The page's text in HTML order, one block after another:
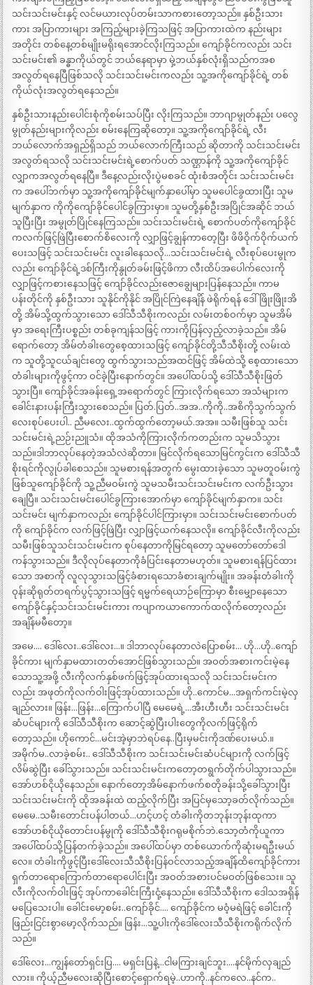
သင်းသင်းမင်းနှင့် လင်မယားလုပ်တမ်းသာကစားတော့သည်။ နှစ်ဦးသား
ကား အပြာကားများ အကြည့်များခဲ့ကြသဖြင့် အပြာကားထဲက နည်းများ
အတိုင်း တစ်နေ့တစ်မျိုးမရိုးရအောင်လိုးကြသည်။ ကျော်ခိုင်ကလည်း သင်း
သင်းမင်း၏ ခန္ဓာကိုယ်တွင် ဘယ်နေရာမှာ မှဲ့ဘယ်နှစ်လုံးရှိသည်ကအစ
အလွတ်ရနေပြီဖြစ်သလို သင်းသင်းမင်းကလည်း သူ့အကိုကျော်ခိုင်ရဲ့ တစ်
ကိုယ်လုံးအလွတ်ရနေသည်။
နှစ်ဦးသားနည်းပေါင်းစုံကိုစမ်းသပ်ပြီး လိုးကြသည်။ ဘာဂျာမွုတ်နည်း ပလွေ
မွုတ်နည်းများကိုလည်း စမ်းနေကြဆိုတော့။ သူ့အကိုကျော်ခိုင်ရဲ့ လီး
ဘယ်လောက်အရှည်ရှိသည် ဘယ်လောက်ကြီးသည် ဆိုတာကို သင်းသင်းမင်း
အလွတ်ရသလို သင်းသင်းမင်းရဲ့စောက်ပတ် သဏ္ဌာန်ကို သူ့အကိုကျော်ခိုင်
လျှာကအလွတ်ရနေပြီ။ ဒီနေ့လည်းလိုးပွဲမစခင် ထုံးစံအတိုင်း သင်းသင်းမင်း
က အပေါ်ဘက်မှာ သူ့အကိုကျော်ခိုင်မျက်နှာပေါ်မှာ သူမပေါင်ခွထားပြီး သူမ
မျက်နှာက ကိုကိုကျော်ခိုင်ပေါင်ခွကြားမှာ။ သူမတို့နှစ်ဦးအပြိုင်အဆိုင် ဘယ်
သူပြီးပြီး အမွုတ်ပြိုင်နေကြသည်။ သင်းသင်းမင်းရဲ့ စောက်ပတ်ကိုကျော်ခိုင်
ကလက်ဖြင့်ဖြဲပြီးစောက်စိလေးကို လျှာဖြင့်ချွန်ကာတေ့ပြီး ဖိဖိဝိုက်ဝိုက်ယက်
ပေးသဖြင့် သင်းသင်းမင်း လူးခါနေသလို…သင်းသင်းမင်းရဲ့ လီးစုပ်ပေးမွုက
လည်း ကျော်ခိုင်ရဲ့ဒစ်ကြီးကိုနွုတ်ခမ်းဖြင့်ဖိကာ လီးထိပ်အပေါက်လေးကို
လျှာဖြင့်ကစားနေသဖြင့် ကျော်ခိုင်လည်းဇောချွေများပြန်နေသည်။ ကာမ
ပန်းတိုင်ကို နှစ်ဦးသား သူနိုင်ကိုနိုင် အပြိုင်ကြဲနေချိန် ဖဲရိုက်ရန် ဒေါ်ဖြိုးဖြိုးအိ
တို့ အိမ်သို့ထွက်သွားသော ဒေါ်သီသီစိုးကလည်း လမ်းတစ်ဝက်မှာ သူမအိမ်
မှာ အရေးကြီးပစ္စည်း တစ်ခုကျန်သဖြင့် ကားကိုပြန်လှည့်လာခဲ့သည်။ အိမ်
ရောက်တော့ အိမ်တံခါးတွေစေ့ထားသဖြင့် ကျော်ခိုင်တို့သီသီစိုးတို့ လမ်းထဲ
က သူတို့သူငယ်ချင်းတွေ ထွက်သွားသည်အထင်ဖြင့် အိမ်ထဲသို့ စေ့ထားသော
တံခါးများကိုဖွင့်ကာ ဝင်ခဲ့ပြီးနောက်တွင်။ အပေါ်ထပ်သို့ ဒေါ်သီသီစိုးဖြတ်
သွားပြီ။ ကျော်ခိုင်အခန်းရှေ့အရောက်တွင် ကြားလိုက်ရသော အသံများက
ခေါင်းနားပန်းကြီးသွားစေသည်။ ပြတ်.ပြတ်..အအ..ကိုကို..အစိကိုသွက်သွက်
လေးစုပ်ပေးပါ.. ညီမလေး..ထွက်ထွက်တော့မယ်.အအ။ သမီးဖြစ်သူ သင်း
သင်းမင်းရဲ့ညဉ်းညူသံ။ ထိုအသံကိုကြားလိုက်ကတည်းက သူမသိသွား
သည်။ဒါဘာလုပ်နေတဲ့အသံလဲဆိုတာ။ မြင်လိုက်ရသောမြင်ကွင်းက ဒေါ်သီသီ
စိုးရင်ကိုလွုပ်ခါစေသည်။ သူမစားရန်အတွက် မွေးထားခဲ့သော သူမတူဝမ်းကွဲ
ဖြစ်သူကျော်ခိုင်ကို သူ့ညီမဝမ်းကွဲ သူမသမီးသင်းသင်းမင်းက လက်ဦးသွား
ချေပြီ။ သင်းသင်းမင်းပေါင်ခွကြားအောက်မှာ ကျော်ခိုင်မျက်နှာက။ သင်း
သင်းမင်း မျက်နှာကလည်း ကျော်ခိုင်ပါင်ကြားမှာ။ သင်းသင်းမင်းစောက်ပတ်
ကို ကျော်ခိုင်က လက်ဖြင့်ဖြဲပြီး လျှာဖြင့်ယက်နေသလို။ ကျော်ခိုင်လီးကိုလည်း
သမီးဖြစ်သူသင်းသင်းမင်းက စုပ်နေတာကိုမြင်ရတော့ သူမတော်တော်ဒေါ
ကန်သွားသည်။ ဒီလိုလုပ်နေတာကိုခံပြင်းနေတာမဟုတ်။ သူမစားရန်ပြင်ထား
သော အစာကို လူလုသွားသဖြင့်ခံစားရသောခံစားချက်မျိုး။ အခန်းတံခါးကို
ဝုန်းဆိုရုတ်တရက်ပွင့်သွားသဖြင့် ရမ္မက်ရေယာဉ်ကြောမှာ စီးမျှောနေသော
ကျော်ခိုင်နှင့်သင်းသင်းမင်းကား ကပျာကယာကောက်ထလိုက်တော့လည်း
အချိန်မမီတော့။
အမေ…. ဒေါ်လေး..ဒေါ်လေး…။ ဒါဘာလုပ်နေတာလဲပြောစမ်း… ဟို…ဟို..ကျော်
ခိုင်ကား မျက်နှာမထားတတ်အောင်ဖြစ်သွားသည်။ အဝတ်အစားကင်းမဲ့နေ
သောသူ့အဖို့ လီးကိုလက်နှစ်ဖက်ဖြင့်အုပ်ထားရသလို သင်းသင်းမင်းက
လည်း အဖုတ်ကိုလက်ဝါးဖြင့်အုပ်ထားသည်။ ဟို..ကောင်မ…အရှက်ကင်းမဲ့လှ
ချည်လား။ ဖြန်း…ဖြန်း…ကြောက်ပါပြီ မေမေရဲ့…အီးဟီးဟီး သင်းသင်းမင်း
ဆံပင်များကို ဒေါ်သီသီစိုးက ဆောင့်ဆွဲပြီးပါးတွေကိုလက်ဖြင့်ရိုက်
တော့သည်။ ဟိုကောင်…မင်းအဲ့မှာဘဲရပ်နေ..ပြီးမှမင်းကိုဒဏ်ပေးမယ်.။
အမိုက်မ..လာခဲ့စမ်း.. ဒေါ်သီသီစိုးက သင်းသင်းမင်းဆံပင်များကို လက်ဖြင့်
လိမ်ဆွဲပြီး ခေါ်သွားသည်။ သင်းသင်းမင်းကတော့တရွက်တိုက်ပါသွားသည်။
အော်ဟစ်ငိုယိုနေသည်။ နောက်တော့အိမ်နောက်ဖက်စတိုခန်းသို့ခေါ်သွားပြီး
သင်းသင်းမင်းကို ထိုအခန်းထဲ ထည့်လိုက်ပြီး အပြင်မှသော့ခတ်လိုက်သည်။
မေမေ..သမီးတောင်းပန်ပါတယ်…ဟင့်ဟင့် တံခါးကိုတဘုန်းဘုန်းထုကာ
အော်ဟစ်ငိုယိုတောင်းပန်မွုကို ဒေါ်သီသီစိုးဂရုမစိုက်ဘဲ.သော့တံကိုယူကာ
အပေါ်ထပ်သို့ပြန်တက်ခဲ့သည်။ အပေါ်ထပ်မှာ တစ်ယောက်ကိုဆုံးမရဦးမယ်
လေ။ တံခါးကိုဖွင့်ပြီးဒေါ်လေးသီသီစိုးပြန်ဝင်လာသည့်အချိန်ထိကျော်ခိုင်ကား
ရှက်တာရောကြောက်တာရောပေါင်းပြီး အဝတ်အစားပင်မဝတ်ဖြစ်သေး။ သူ
လီးကိုလက်ဝါးဖြင့် အုပ်ကာခေါင်းကြီးငုံ့နေသည်။ ဒေါ်သီသီစိုးက ဒေါသအရှိန်
မပြေသေးပါ။ ခေါင်းမော့စမ်း..ကျော်ခိုင်…. ကျော်ခိုင်က မဝံ့မရဲဖြင့် ခေါင်းကို
ဖြည်းငြင်းစွာမော့လိုက်သည်။ ဖြန်း…သူ့ပါးကိုဒေါ်လေးသီသီစိုးကရိုက်လိုက်
သည်။
ဒေါ်လေး…ကျွန်တော်ရှင်းပြ…. မရှင်းပြနဲ့…ငါမကြားချင်ဘူး….နင်မိုက်လှချည်
လား။ ကိုယ့်ညီမလေးဆိုပြီးစောင့်ရှောက်ရမဲ့..ဟာကို..နင်ကလေ..နင်က..